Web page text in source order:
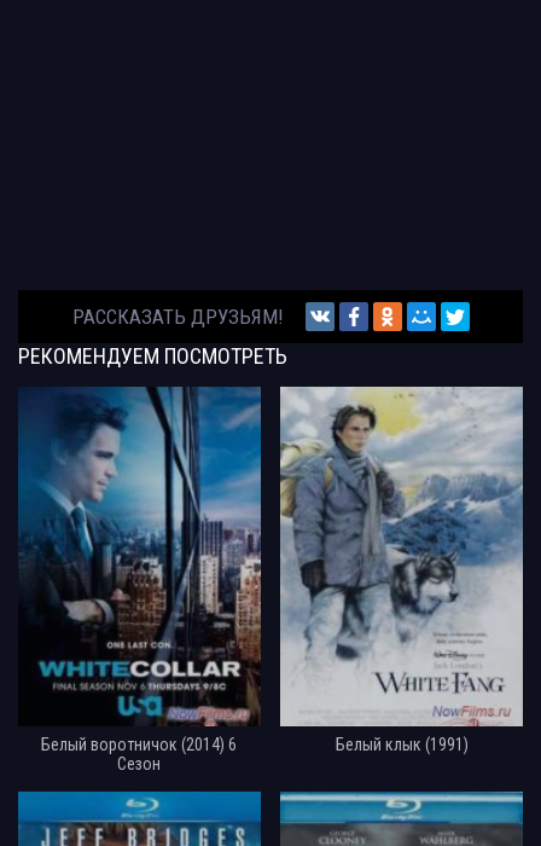
РАССКАЗАТЬ ДРУЗЬЯМ!
РЕКОМЕНДУЕМ ПОСМОТРЕТЬ
Белый воротничок (2014) 6
Сезон
Белый клык (1991)